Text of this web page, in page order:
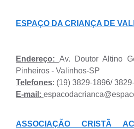
ESPAÇO DA CRIANÇA DE
Endereço: Av. Doutor Altino
Pinheiros - Valinhos-SP
Telefones: (19) 3829-1896/
E-mail:
ASSOCIAÇÃO CRISTÃ